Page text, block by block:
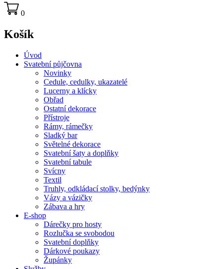
0
Košík
Úvod
Svatební půjčovna
Novinky
Cedule, cedulky, ukazatelé
Lucerny a klícky
Obřad
Ostatní dekorace
Přístroje
Rámy, rámečky
Sladký bar
Světelné dekorace
Svatební šaty a doplňky
Svatební tabule
Svícny
Textil
Truhly, odkládací stolky, bedýnky
Vázy a vázičky
Zábava a hry
E-shop
Dárečky pro hosty
Rozlučka se svobodou
Svatební doplňky
Dárkové poukazy
Župánky